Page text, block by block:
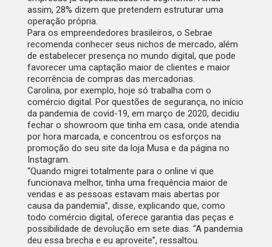
assim, 28% dizem que pretendem estruturar uma
operação própria.
Para os empreendedores brasileiros, o Sebrae
recomenda conhecer seus nichos de mercado, além
de estabelecer presença no mundo digital, que pode
favorecer uma captação maior de clientes e maior
recorrência de compras das mercadorias.
Carolina, por exemplo, hoje só trabalha com o
comércio digital. Por questões de segurança, no início
da pandemia de covid-19, em março de 2020, decidiu
fechar o showroom que tinha em casa, onde atendia
por hora marcada, e concentrou os esforços na
promoção do seu site daloja Musae da página no
Instagram.
“Quando migrei totalmente para o online vi que
funcionava melhor, tinha uma frequência maior de
vendas e as pessoas estavam mais abertas por
causa da pandemia”, disse, explicando que, como
todo comércio digital, oferece garantia das peças e
possibilidade de devolução em sete dias. “A pandemia
deu essa brecha e eu aproveite”, ressaltou.